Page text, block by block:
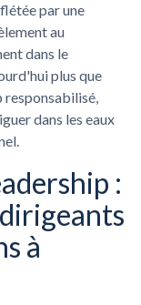
par une
au
dans le
plus que
responsabilisé,
dans les eaux
:
à